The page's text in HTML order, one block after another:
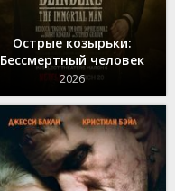
Острые козырьки:
Бессмертный человек
2026